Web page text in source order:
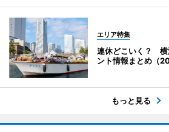
エリア特集
連休どこいく？ 横
ント情報まとめ（
もっと見る